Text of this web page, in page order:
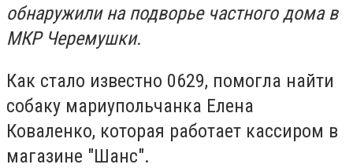
обнаружили на подворье частного дома в
МКР Черемушки.
Как стало известно 0629, помогла найти
собаку мариупольчанка Елена
Коваленко, которая работает кассиром в
магазине "Шанс".